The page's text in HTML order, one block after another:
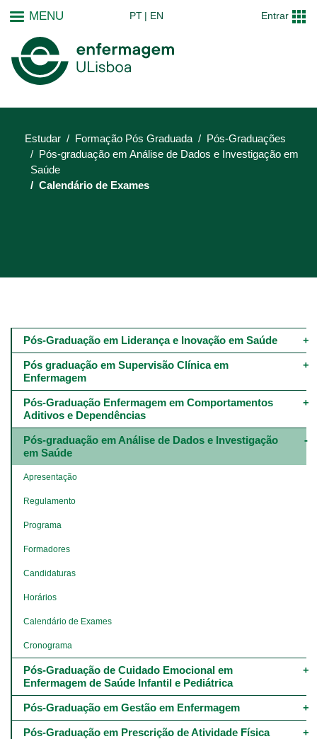
MENU PT EN Entrar
Estudar Formação Pós Graduada
Pós-Graduações
Pós-graduação em Análise de Dados e Investigação em
Saúde
Calendário de Exames
Main
navigation
níveis
Pós-Graduação em Liderança e Inovação em Saúde
Pós graduação em Supervisão Clínica em
Enfermagem
Pós-Graduação Enfermagem em Comportamentos
Aditivos e Dependências
Pós-graduação em Análise de Dados e Investigação
em Saúde
Apresentação
Regulamento
Programa
Formadores
Candidaturas
Horários
Calendário de Exames
Cronograma
Pós-Graduação de Cuidado Emocional em
Enfermagem de Saúde Infantil e Pediátrica
Pós-Graduação em Gestão em Enfermagem
Pós-Graduação em Prescrição de Atividade Física